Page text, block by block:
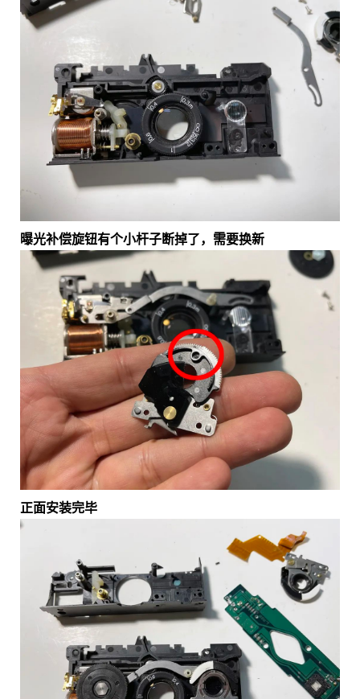
曝光补偿旋钮有个小杆子断掉了，需要换新
正面安装完毕